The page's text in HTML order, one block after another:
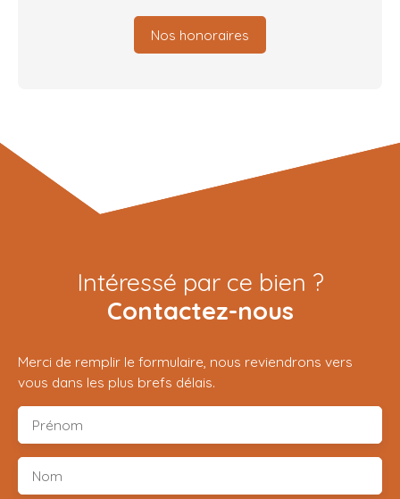
Nos honoraires
Intéressé par ce bien ?
Contactez-nous
Merci de remplir le formulaire, nous reviendrons vers
vous dans les plus brefs délais.
Prénom
Nom